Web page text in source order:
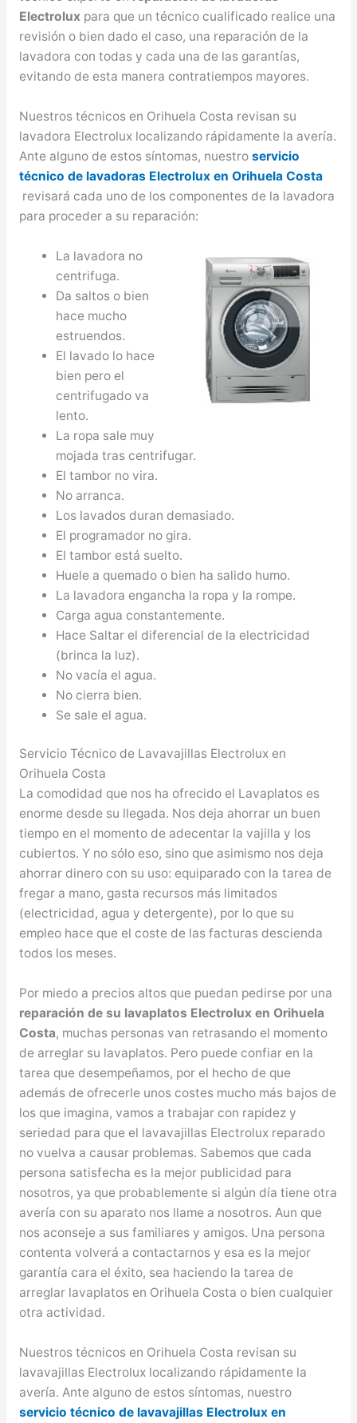
Electroluxpara que un técnico cualificado realice una
revisión o bien dado el caso, una reparación de la
lavadora con todas y cada una de las garantías,
evitando de esta manera contratiempos mayores.
Nuestros técnicos en Orihuela Costa revisan su
lavadora Electrolux localizando rápidamente la avería.
Ante alguno de estos síntomas, nuestro servicio
técnico de lavadoras Electrolux en Orihuela Costa
revisará cada uno de los componentes de la lavadora
para proceder a su reparación:
La lavadora no
centrifuga.
Da saltos o bien
hace mucho
estruendos.
El lavado lo hace
bien pero el
centrifugado va
lento.
La ropa sale muy
mojada tras centrifugar.
El tambor no vira.
No arranca.
Los lavados duran demasiado.
El programador no gira.
El tambor está suelto.
Huele a quemado o bien ha salido humo.
La lavadora engancha la ropa y la rompe.
Carga agua constantemente.
Hace Saltar el diferencial de la electricidad
(brinca la luz).
No vacía el agua.
No cierra bien.
Se sale el agua.
Servicio Técnico de Lavavajillas Electrolux en
Orihuela Costa
La comodidad que nos ha ofrecido el Lavaplatos es
enorme desde su llegada. Nos deja ahorrar un buen
tiempo en el momento de adecentar la vajilla y los
cubiertos. Y no sólo eso, sino que asimismo nos deja
ahorrar dinero con su uso: equiparado con la tarea de
fregar a mano, gasta recursos más limitados
(electricidad, agua y detergente), por lo que su
empleo hace que el coste de las facturas descienda
todos los meses.
Por miedo a precios altos que puedan pedirse por una
reparación de su lavaplatos Electrolux en Orihuela
Costa, muchas personas van retrasando el momento
de arreglar su lavaplatos. Pero puede confiar en la
tarea que desempeñamos, por el hecho de que
además de ofrecerle unos costes mucho más bajos de
los que imagina, vamos a trabajar con rapidez y
seriedad para que el lavavajillas Electrolux reparado
no vuelva a causar problemas. Sabemos que cada
persona satisfecha es la mejor publicidad para
nosotros, ya que probablemente si algún día tiene otra
avería con su aparato nos llame a nosotros. Aun que
nos aconseje a sus familiares y amigos. Una persona
contenta volverá a contactarnos y esa es la mejor
garantía cara el éxito, sea haciendo la tarea de
arreglar lavaplatos en Orihuela Costa o bien cualquier
otra actividad.
Nuestros técnicos en Orihuela Costa revisan su
lavavajillas Electrolux localizando rápidamente la
avería. Ante alguno de estos síntomas, nuestro
servicio técnico de lavavajillas Electrolux en